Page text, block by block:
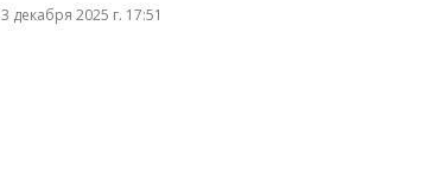
3 декабря 2025 г. 17:51